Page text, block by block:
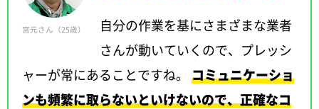
宮元さん（25歳）
自分の作業を基にさまざまな業者
さんが動いていくので、プレッシ
ャーが常にあることですね。コミュニケーショ
ンも頻繁に取らないといけないので、正確なコ